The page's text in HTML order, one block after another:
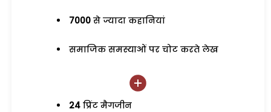
7000 से ज्यादा कहानियां
समाजिक समस्याओं पर चोट करते लेख
24 प्रिंट मैगजीन